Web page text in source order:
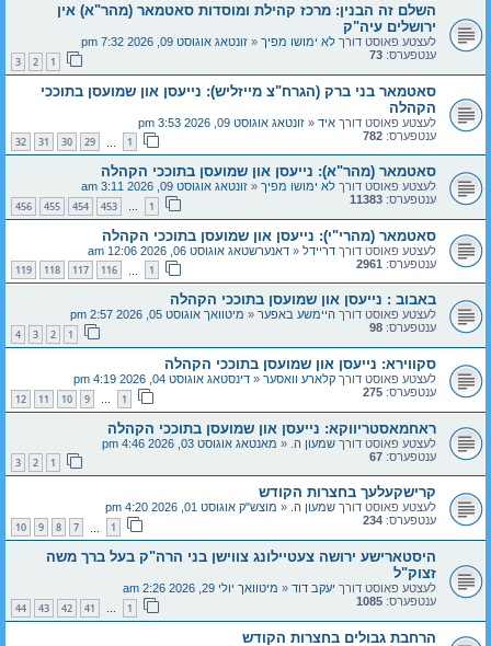
השלם זה הבנין: מרכז קהילת ומוסדות סאטמאר (מהר"א) אין
ירושלים עיה"ק
לעצטע פאוסט דורך לא ימושו מפיך « זונטאג אוגוסט 09, 2026 7:32 pm
ענטפערס: 73
1
2
3
סאטמאר בני ברק (הגרח"צ מייזליש): נייעסן און שמועסן בתוככי
הקהלה
לעצטע פאוסט דורך איד « זונטאג אוגוסט 09, 2026 3:53 pm
ענטפערס: 782
1
29
30
31
32
סאטמאר (מהר"א): נייעסן און שמועסן בתוככי הקהלה
לעצטע פאוסט דורך לא ימושו מפיך « זונטאג אוגוסט 09, 2026 3:11 am
ענטפערס: 11383
1
…
453
454
455
456
סאטמאר (מהרי"י): נייעסן און שמועסן בתוככי הקהלה
לעצטע פאוסט דורך דריידל « דאנערשטאג אוגוסט 06, 2026 12:06 am
ענטפערס: 2961
1
116
117
118
119
באבוב : נייעסן און שמועסן בתוככי הקהלה
לעצטע פאוסט דורך היימשע באפער « מיטוואך אוגוסט 05, 2026 2:57 pm
ענטפערס: 98
1
2
3
4
סקווירא: נייעסן און שמועסן בתוככי הקהלה
לעצטע פאוסט דורך קלארע וואסער « דינסטאג אוגוסט 04, 2026 4:19 pm
ענטפערס: 275
1
…
9
10
11
12
ראחמאסטריווקא: נייעסן און שמועסן בתוככי הקהלה
לעצטע פאוסט דורך שמעון ה. « מאנטאג אוגוסט 03, 2026 4:46 pm
ענטפערס: 67
1
2
3
קרישקעלעך בחצרות הקודש
לעצטע פאוסט דורך שמעון ה. « מוצש"ק אוגוסט 01, 2026 4:20 pm
ענטפערס: 234
1
7
8
9
10
היסטארישע ירושה צעטיילונג צווישן בני הרה"ק בעל ברך משה
זצוק"ל
לעצטע פאוסט דורך יעקב דוד « מיטוואך יולי 29, 2026 2:26 am
ענטפערס: 1085
1
…
41
42
43
44
הרחבת גבולים בחצרות הקודש